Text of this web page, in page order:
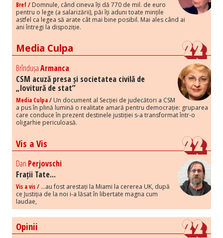
Bref / Domnule, când cineva îți dă 770 de mil. de euro
pentru o lege (a salarizării), păi îți aduni toate mințile
astfel ca legea să arate cât mai bine posibil. Mai ales când ai
ani întregi la dispoziție.
Media Culpa
BrîndușaArmanca
CSM acuză presa și societatea civilă de
„lovitură de stat”
Media Culpa / Un document al Secției de judecători a CSM
a pus în plină lumină o realitate amară pentru democrație: gruparea
care conduce în prezent destinele justiției s-a transformat într-o
oligarhie periculoasă.
Vis a Vis
Dan Perjovschi
Frații Tate...
Vis a vis / ...au fost arestați la Miami la cererea UK, după
ce Justiția de la noi i-a lăsat în libertate magna cum
laudae,
Opinii